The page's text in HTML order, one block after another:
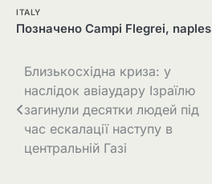
ITALY
Позначено Campi Flegrei, naples
Навігація
записів
Близькосхідна криза: у
наслідок авіаудару Ізраїлю
загинули десятки людей під
час ескалації наступу в
центральній Газі